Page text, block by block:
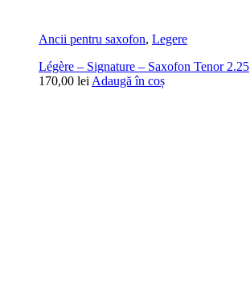
Ancii pentru saxofon, Legere
Légère – Signature – Saxofon Tenor 2.25
170,00 leiAdaugă în coș